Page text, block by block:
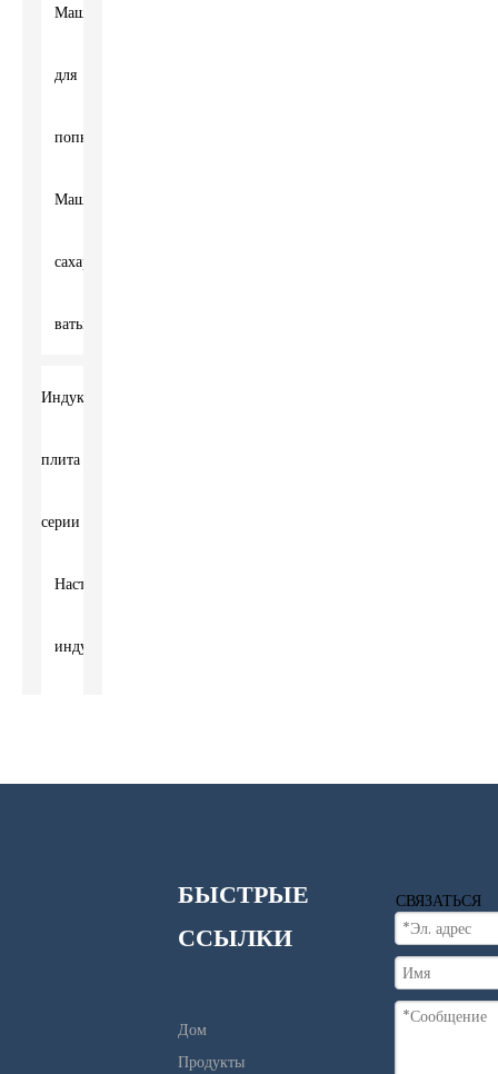
Машина
для
попкорна
Машина
сахарной
ваты
Индукционная
плита
серии
Настольная
индукционная
БЫСТРЫЕ
ССЫЛКИ
Дом
Продукты
СВЯЗАТЬСЯ